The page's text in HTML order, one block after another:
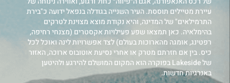
עיירת מטיילים תוססת. העיר השנייה בגודלה בנפאל ידועה כ"בירת
התרמילאים" של המדינה, והיא נקודת מוצא מצוינת לטרקים
בהימלאיה. כאן תמצאו שפע פעילויות אקסטרים (מצנחי רחיפה,
רפטינג, אומגה מהארוכות בעולם) לצד אפשרויות לינה ואוכל לכל
כיס. בין אם חזרתם מטרק או אחרי נסיעת אוטובוס ארוכה, האזור
של Lakeside בפוקרה הוא המקום המושלם להירגע ולהיטען
באנרגיות חדשות.